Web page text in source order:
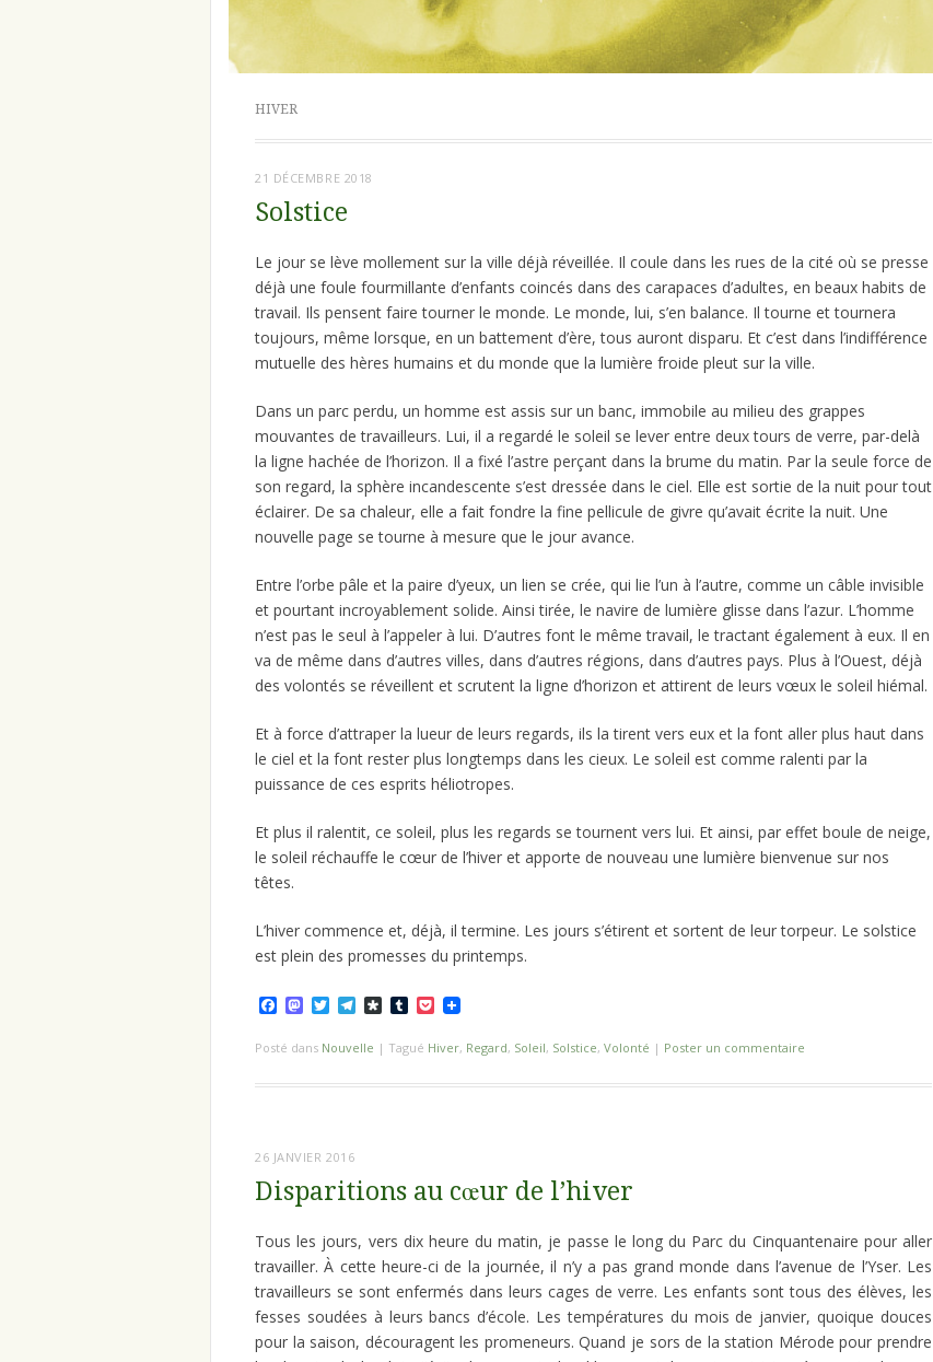
HIVER
21 DÉCEMBRE 2018
Solstice
Le jour se lève mollement sur la ville déjà réveillée. Il coule dans les rues de la cité où se presse
déjà une foule fourmillante d’enfants coincés dans des carapaces d’adultes, en beaux habits de
travail. Ils pensent faire tourner le monde. Le monde, lui, s’en balance. Il tourne et tournera
toujours, même lorsque, en un battement d’ère, tous auront disparu. Et c’est dans l’indifférence
mutuelle des hères humains et du monde que la lumière froide pleut sur la ville.
Dans un parc perdu, un homme est assis sur un banc, immobile au milieu des grappes
mouvantes de travailleurs. Lui, il a regardé le soleil se lever entre deux tours de verre, par-delà
la ligne hachée de l’horizon. Il a fixé l’astre perçant dans la brume du matin. Par la seule force de
son regard, la sphère incandescente s’est dressée dans le ciel. Elle est sortie de la nuit pour tout
éclairer. De sa chaleur, elle a fait fondre la fine pellicule de givre qu’avait écrite la nuit. Une
nouvelle page se tourne à mesure que le jour avance.
Entre l’orbe pâle et la paire d’yeux, un lien se crée, qui lie l’un à l’autre, comme un câble invisible
et pourtant incroyablement solide. Ainsi tirée, le navire de lumière glisse dans l’azur. L’homme
n’est pas le seul à l’appeler à lui. D’autres font le même travail, le tractant également à eux. Il en
va de même dans d’autres villes, dans d’autres régions, dans d’autres pays. Plus à l’Ouest, déjà
des volontés se réveillent et scrutent la ligne d’horizon et attirent de leurs vœux le soleil hiémal.
Et à force d’attraper la lueur de leurs regards, ils la tirent vers eux et la font aller plus haut dans
le ciel et la font rester plus longtemps dans les cieux. Le soleil est comme ralenti par la
puissance de ces esprits héliotropes.
Et plus il ralentit, ce soleil, plus les regards se tournent vers lui. Et ainsi, par effet boule de neige,
le soleil réchauffe le cœur de l’hiver et apporte de nouveau une lumière bienvenue sur nos
têtes.
L’hiver commence et, déjà, il termine. Les jours s’étirent et sortent de leur torpeur. Le solstice
est plein des promesses du printemps.
Facebook
Mastodon
TwitterTelegram
Diaspora
TumblrPocket
Posté dans Nouvelle | Tagué Hiver, Regard, Soleil, Solstice, Volonté | Poster un commentaire
26 JANVIER 2016
Disparitions au cœur de l’hiver
Tous les jours, vers dix heure du matin, je passe le long du Parc du Cinquantenaire pour aller
travailler. À cette heure-ci de la journée, il n’y a pas grand monde dans l’avenue de l’Yser. Les
travailleurs se sont enfermés dans leurs cages de verre. Les enfants sont tous des élèves, les
fesses soudées à leurs bancs d’école. Les températures du mois de janvier, quoique douces
pour la saison, découragent les promeneurs. Quand je sors de la station Mérode pour prendre